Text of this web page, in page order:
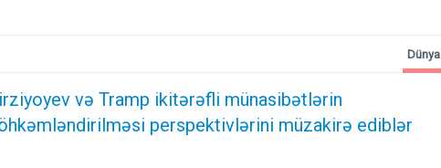
və Tramp ikitərəfli münasibətlərin
perspektivlərini müzakirə ediblər
Dünya